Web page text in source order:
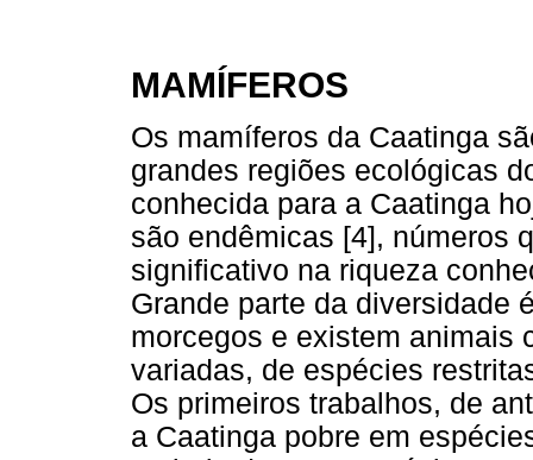
MAMÍFEROS
Os mamíferos da Caatinga
grandes regiões ecológicas
conhecida para a Caatinga
são endêmicas [4], números
significativo na riqueza
Grande parte da diversidade
morcegos e existem animais
variadas, de espécies
Os primeiros trabalhos, de
a Caatinga pobre em